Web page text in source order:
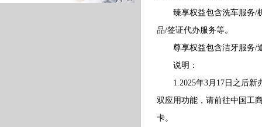
臻享权益包含洗车服务/机
品/签证代办服务等。
尊享权益包含洁牙服务/道
说明：
1.2025年3月17日之后新
双应用功能，请前往中国
卡。